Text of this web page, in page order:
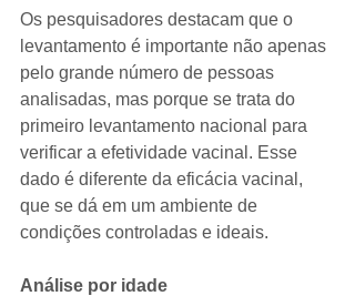
Os pesquisadores destacam que o
levantamento é importante não apenas
pelo grande número de pessoas
analisadas, mas porque se trata do
primeiro levantamento nacional para
verificar a efetividade vacinal. Esse
dado é diferente da eficácia vacinal,
que se dá em um ambiente de
condições controladas e ideais.
Análise por idade